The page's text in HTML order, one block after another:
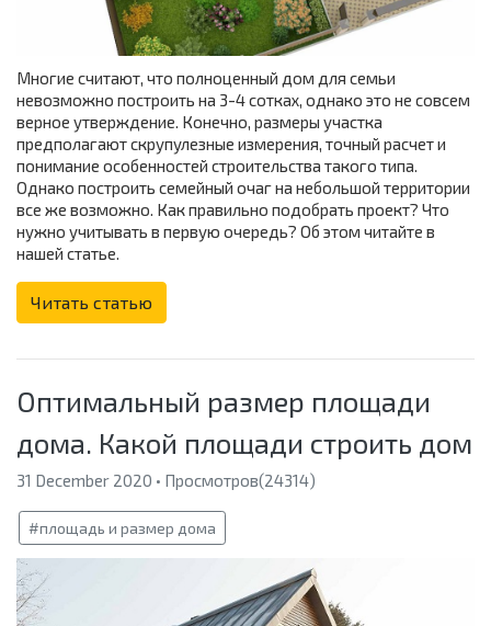
Многие считают, что полноценный дом для семьи
невозможно построить на 3-4 сотках, однако это не совсем
верное утверждение. Конечно, размеры участка
предполагают скрупулезные измерения, точный расчет и
понимание особенностей строительства такого типа.
Однако построить семейный очаг на небольшой территории
все же возможно. Как правильно подобрать проект? Что
нужно учитывать в первую очередь? Об этом читайте в
нашей статье.
Читать статью
Оптимальный размер площади
дома. Какой площади строить дом
31 December 2020 • Просмотров(24314)
#площадь и размер дома